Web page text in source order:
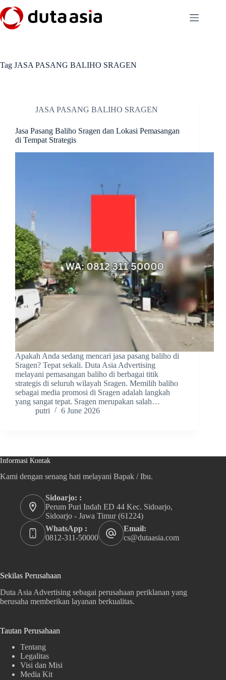
to
content
Tag JASA PASANG BALIHO SRAGEN
JASA PASANG BALIHO SRAGEN
Jasa Pasang Baliho Sragen dan Lokasi Pemasangan
di Tempat Strategis
Apakah Anda sedang mencari jasa pasang baliho di
Sragen? Tepat sekali. Duta Asia Advertising
melayani pemasangan baliho di berbagai titik
strategis di seluruh wilayah Sragen. Memilih baliho
sebagai media promosi di Sragen adalah langkah
yang sangat tepat. Sragen merupakan salah…
putri
6 June 2026
Informasi Kontak
Kami dengan senang hati melayani Bapak / Ibu.
Sidoarjo: :
Perum Puri Indah ED 44 Kec. Sidoarjo,
Sidoarjo - Jawa Timur (61224)
WhatsApp :
0812-311-50000
Email:
cs@dutaasia.com
Sekilas Perusahaan
Duta Asia Advertising sebagai perusahaan periklanan yang
berusaha memberikan layanan berkualitas.
Tautan Perusahaan
Tentang
Legalitas
Visi dan Misi
Media Kit